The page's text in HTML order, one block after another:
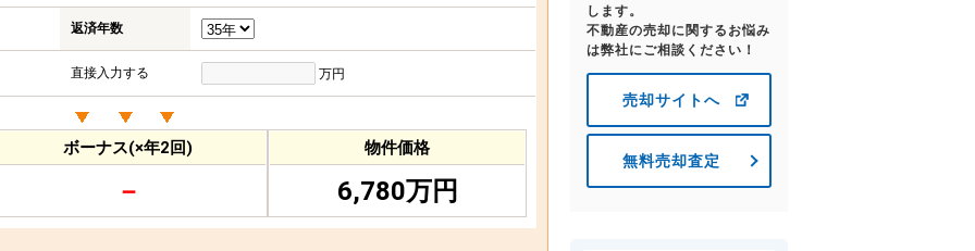
返済年数
直接入力する 万円
ボーナス(×年2回)
－
物件価格
6,780万円
します。
不動産の売却に関するお悩み
は弊社にご相談ください！
売却サイトへ
無料売却査定